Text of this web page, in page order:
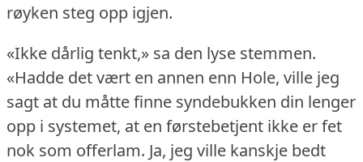
røyken steg opp igjen.
«Ikke dårlig tenkt,» sa den lyse stemmen.
«Hadde det vært en annen enn Hole, ville jeg
sagt at du måtte finne syndebukken din lenger
opp i systemet, at en førstebetjent ikke er fet
nok som offerlam. Ja, jeg ville kanskje bedt